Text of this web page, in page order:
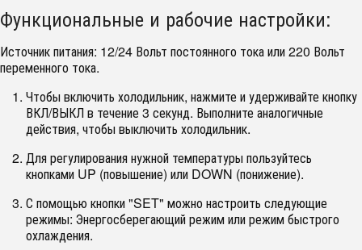
Функциональные и рабочие настройки:
Источник питания: 12/24 Вольт постоянного тока или 220 Вольт
переменного тока.
Чтобы включить холодильник, нажмите и удерживайте кнопку
ВКЛ/ВЫКЛ в течение 3 секунд. Выполните аналогичные
действия, чтобы выключить холодильник.
Для регулирования нужной температуры пользуйтесь
кнопками UP (повышение) или DOWN (понижение).
С помощью кнопки "SET" можно настроить следующие
режимы: Энергосберегающий режим или режим быстрого
охлаждения.